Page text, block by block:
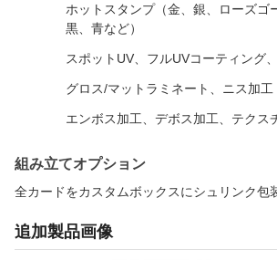
ホットスタンプ（金、銀、ローズゴ
黒、青など）
スポットUV、フルUVコーティング
グロス/マットラミネート、ニス加工
エンボス加工、デボス加工、テクス
組み立てオプション
全カードをカスタムボックスにシュリンク包
追加製品画像